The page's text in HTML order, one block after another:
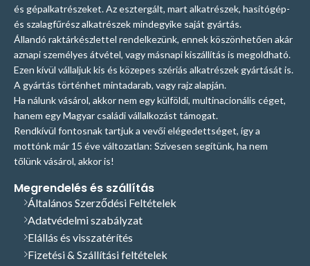
és gépalkatrészeket. Az esztergált, mart alkatrészek, hasítógép-
és szalagfűrész alkatrészek mindegyike saját gyártás.
Állandó raktárkészlettel rendelkezünk, ennek köszönhetően akár
aznapi személyes átvétel, vagy másnapi kiszállítás is megoldható.
Ezen kívül vállaljuk kis és közepes szériás alkatrészek gyártását is.
A gyártás történhet mintadarab, vagy rajz alapján.
Ha nálunk vásárol, akkor nem egy külföldi, multinacionális céget,
hanem egy Magyar családi vállalkozást támogat.
Rendkívül fontosnak tartjuk a vevői elégedettséget, így a
mottónk már 15 éve változatlan: Szívesen segítünk, ha nem
tőlünk vásárol, akkor is!
Megrendelés és szállítás
Általános Szerződési Feltételek
Adatvédelmi szabályzat
Elállás és visszatérítés
Fizetési & Szállítási feltételek